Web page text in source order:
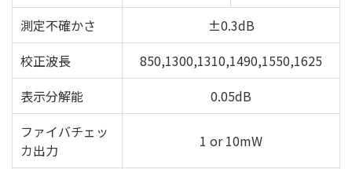
測定不確かさ
±0.3dB
校正波長
850,1300,1310,1490,1550,1625
表示分解能
0.05dB
ファイバチェッ
カ出力
1 or 10mW